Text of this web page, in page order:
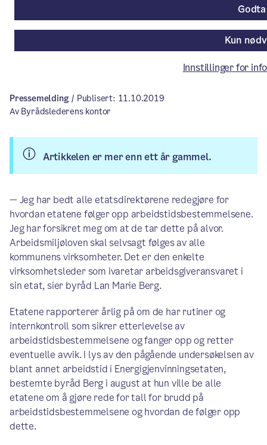
og samferdsel Lan Marie Berg fått
redegjørelser for hvordan dette følges
Pressemelding/ Publisert: 11.10.2019
Av Byrådslederens kontor
Artikkelen er mer enn ett år gammel.
— Jeg har bedt alle etatsdirektørene redegjøre for
hvordan etatene følger opp arbeidstidsbestemmelsene.
Jeg har forsikret meg om at de tar dette på alvor.
Arbeidsmiljøloven skal selvsagt følges av alle
kommunens virksomheter. Det er den enkelte
virksomhetsleder som ivaretar arbeidsgiveransvaret i
sin etat, sier byråd Lan Marie Berg.
Etatene rapporterer årlig på om de har rutiner og
internkontroll som sikrer etterlevelse av
arbeidstidsbestemmelsene og fanger opp og retter
eventuelle avvik. I lys av den pågående undersøkelsen av
blant annet arbeidstid i Energigjenvinningsetaten,
bestemte byråd Berg i august at hun ville be alle
etatene om å gjøre rede for tall for brudd på
arbeidstidsbestemmelsene og hvordan de følger opp
dette.
Kun
Innstillinger for